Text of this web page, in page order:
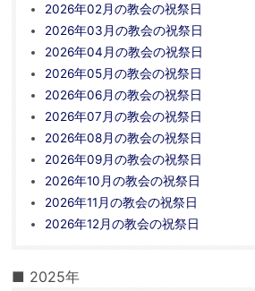
2026年02月の教会の祝祭日
2026年03月の教会の祝祭日
2026年04月の教会の祝祭日
2026年05月の教会の祝祭日
2026年06月の教会の祝祭日
2026年07月の教会の祝祭日
2026年08月の教会の祝祭日
2026年09月の教会の祝祭日
2026年10月の教会の祝祭日
2026年11月の教会の祝祭日
2026年12月の教会の祝祭日
■ 2025年